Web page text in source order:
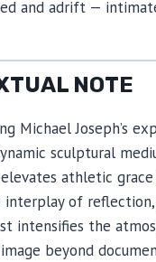
and adrift —
NOTE
Michael Joseph’s
sculptural
athletic
interplay of reflection,
intensifies the
beyond